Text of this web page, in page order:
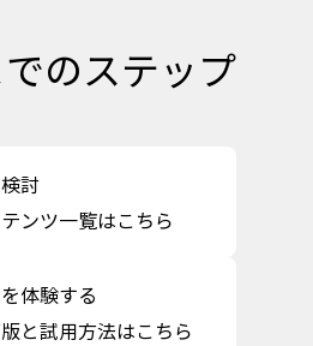
のステップ
討
ンツ一覧はこちら
体験する
と試用方法はこちら